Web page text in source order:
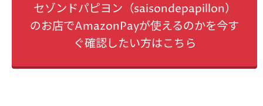
セゾンドパピヨン（saisondepapillon）
のお店でAmazonPayが使えるのかを今す
ぐ確認したい方はこちら